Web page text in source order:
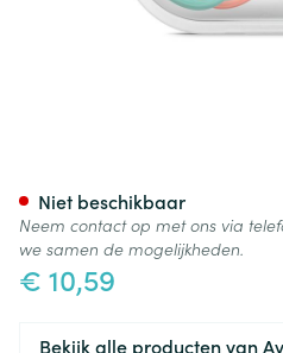
€ 10,59
Niet beschikbaar
Neem contact op met ons via
we samen de mogelijkheden.
Bekijk alle producten van